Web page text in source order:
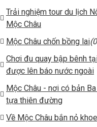
Trải nghiệm tour du lịch
Mộc Châu
Mộc Châu chốn bồng lai
Chơi đu quay bập bênh
được lên báo nước ngoài
Mộc Châu - nơi có bản
tựa thiên đường
Về Mộc Châu bắn nỏ